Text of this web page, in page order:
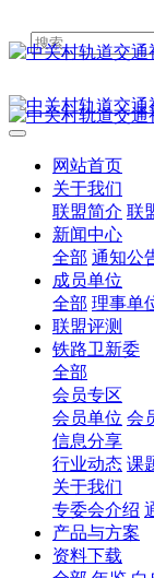
网站首页
关于我们
联盟简介 联
新闻中心
全部 通知公
成员单位
全部 理事单
联盟评测
铁路卫新委
全部
会员专区
会员单位 会
信息分享
行业动态 课
关于我们
专委会介绍
产品与方案
资料下载